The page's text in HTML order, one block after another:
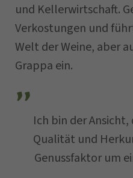
und Kellerwirtschaft.
Verkostungen und
Welt der Weine, aber
Grappa ein.
Ich bin der Ansicht,
Qualität und
Genussfaktor um
Gemeinde
Straße
E-Mail